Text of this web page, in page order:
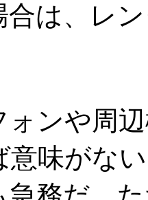
合は、レ
ンや周
意味がな